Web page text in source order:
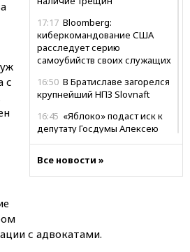
17:17 Bloomberg:
киберкомандование США
расследует серию
самоубийств своих служащих
16:50 В Братиславе загорелся
крупнейший НПЗ Slovnaft
16:45 «Яблоко» подаст иск к
депутату Госдумы Алексею
16:35 Мельникова и еще
шесть гимнастов сборной
Крымскому мосту
Все новости »
с
с адвокатами.